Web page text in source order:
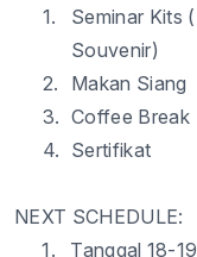
1.
Seminar Kits (
Souvenir)
2.
Makan Siang
3. Coffee Break
4. Sertifikat
NEXT SCHEDULE:
1.
Tanggal 18-19